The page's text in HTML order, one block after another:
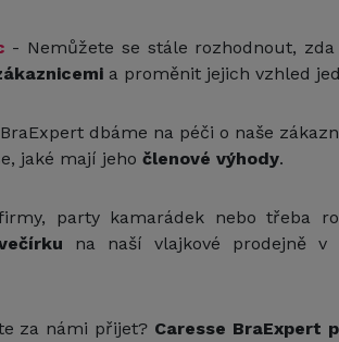
- Nemůžete se stále rozhodnout,
a proměnit jejich vzhled
dbáme na péči o naše
jaké mají jeho členové výhody.
party kamarádek nebo třeba
na naší vlajkové prodejně
za námi přijet? Caresse BraExpert